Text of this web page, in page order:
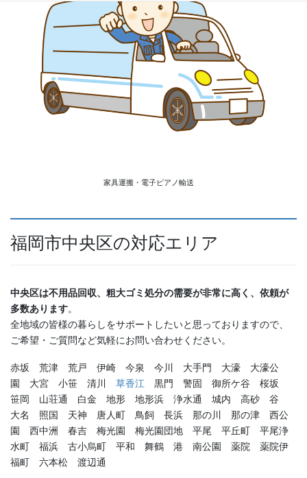
家具運搬・電子ピアノ輸送
福岡市中央区の対応エリア
中央区は不用品回収、粗大ゴミ処分の需要が非常に高く、依頼が
多数あります。
全地域の皆様の暮らしをサポートしたいと思っておりますので、
ご希望・ご質問など気軽にお問い合わせください。
赤坂 荒津 荒戸 伊崎 今泉 今川 大手門 大濠 大濠公
園 大宮 小笹 清川 草香江 黒門 警固 御所ケ谷 桜坂
笹岡 山荘通 白金 地形 地形浜 浄水通 城内 高砂 谷
大名 照国 天神 唐人町 鳥飼 長浜 那の川 那の津 西公
園 西中洲 春吉 梅光園 梅光園団地 平尾 平丘町 平尾浄
水町 福浜 古小烏町 平和 舞鶴 港 南公園 薬院 薬院伊
福町 六本松 渡辺通